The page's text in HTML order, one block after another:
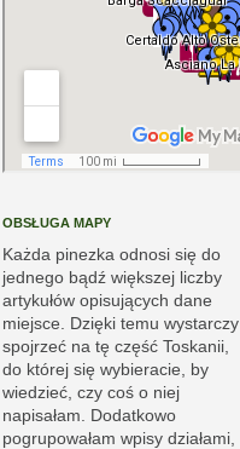
OBSŁUGA MAPY
Każda pinezka odnosi się do
jednego bądź większej liczby
artykułów opisujących dane
miejsce. Dzięki temu wystarczy
spojrzeć na tę część Toskanii,
do której się wybieracie, by
wiedzieć, czy coś o niej
napisałam. Dodatkowo
pogrupowałam wpisy działami,